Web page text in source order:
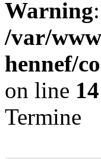
Warning
/var/
hennef/
on line 14
Termine